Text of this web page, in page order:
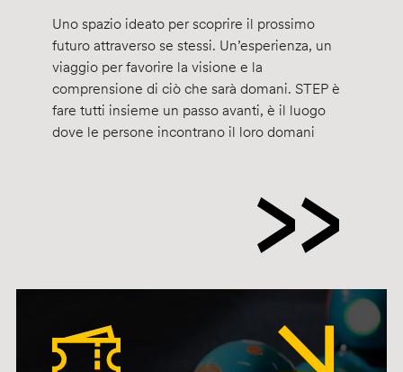
Uno spazio ideato per scoprire il prossimo
futuro attraverso se stessi. Un’esperienza, un
viaggio per favorire la visione e la
comprensione di ciò che sarà domani. STEP è
fare tutti insieme un passo avanti, è il luogo
dove le persone incontrano il loro domani